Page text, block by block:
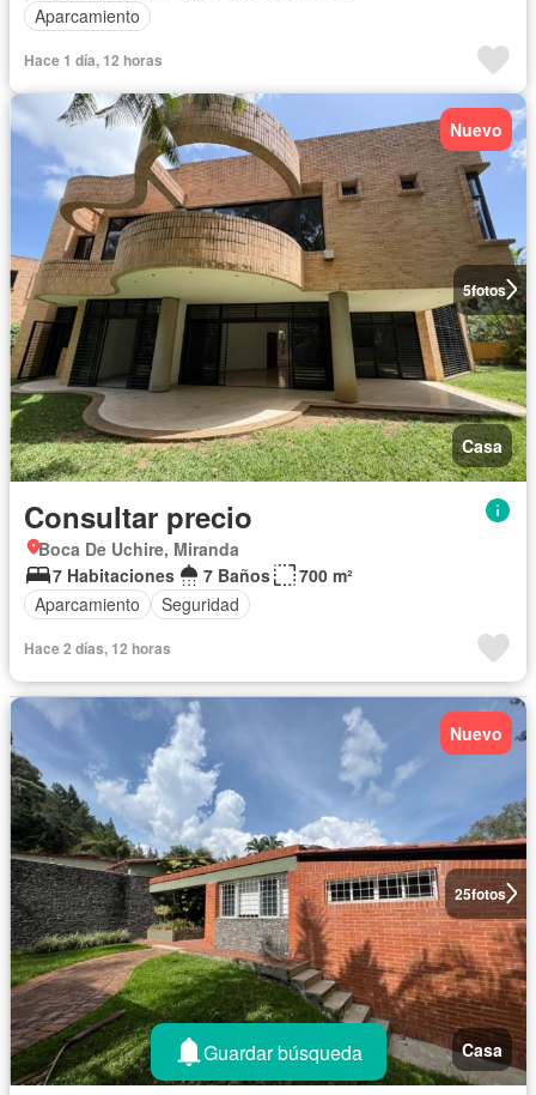
Aparcamiento
Hace 1 día, 12 horas
5fotos
Nuevo
Casa
Consultar precio
Boca De Uchire, Miranda
7 Habitaciones
7 Baños
700 m²
Aparcamiento
Seguridad
Hace 2 días, 12 horas
25fotos
Nuevo
Casa
Guardar búsqueda